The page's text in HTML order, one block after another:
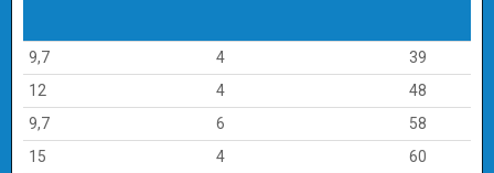
Schneckenverhältnis Stirngetriebeverhältnis
9,7 4
39
12
4
48
9,7
6
58
15
4
60